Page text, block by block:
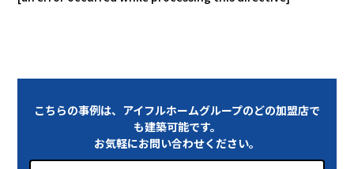
こちらの事例は、アイフルホームグループのどの加盟店で
も建築可能です。
お気軽にお問い合わせください。